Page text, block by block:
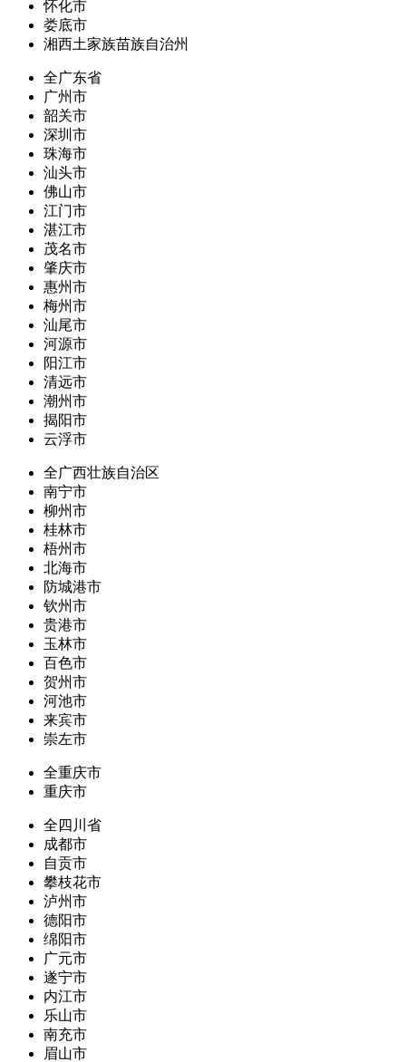
怀化市
娄底市
湘西土家族苗族自治州
全广东省
广州市
韶关市
深圳市
珠海市
汕头市
佛山市
江门市
湛江市
茂名市
肇庆市
惠州市
梅州市
汕尾市
河源市
阳江市
清远市
潮州市
揭阳市
云浮市
全广西壮族自治区
南宁市
柳州市
桂林市
梧州市
北海市
防城港市
钦州市
贵港市
玉林市
百色市
贺州市
河池市
来宾市
崇左市
全重庆市
重庆市
全四川省
成都市
自贡市
攀枝花市
泸州市
德阳市
绵阳市
广元市
遂宁市
内江市
乐山市
南充市
眉山市